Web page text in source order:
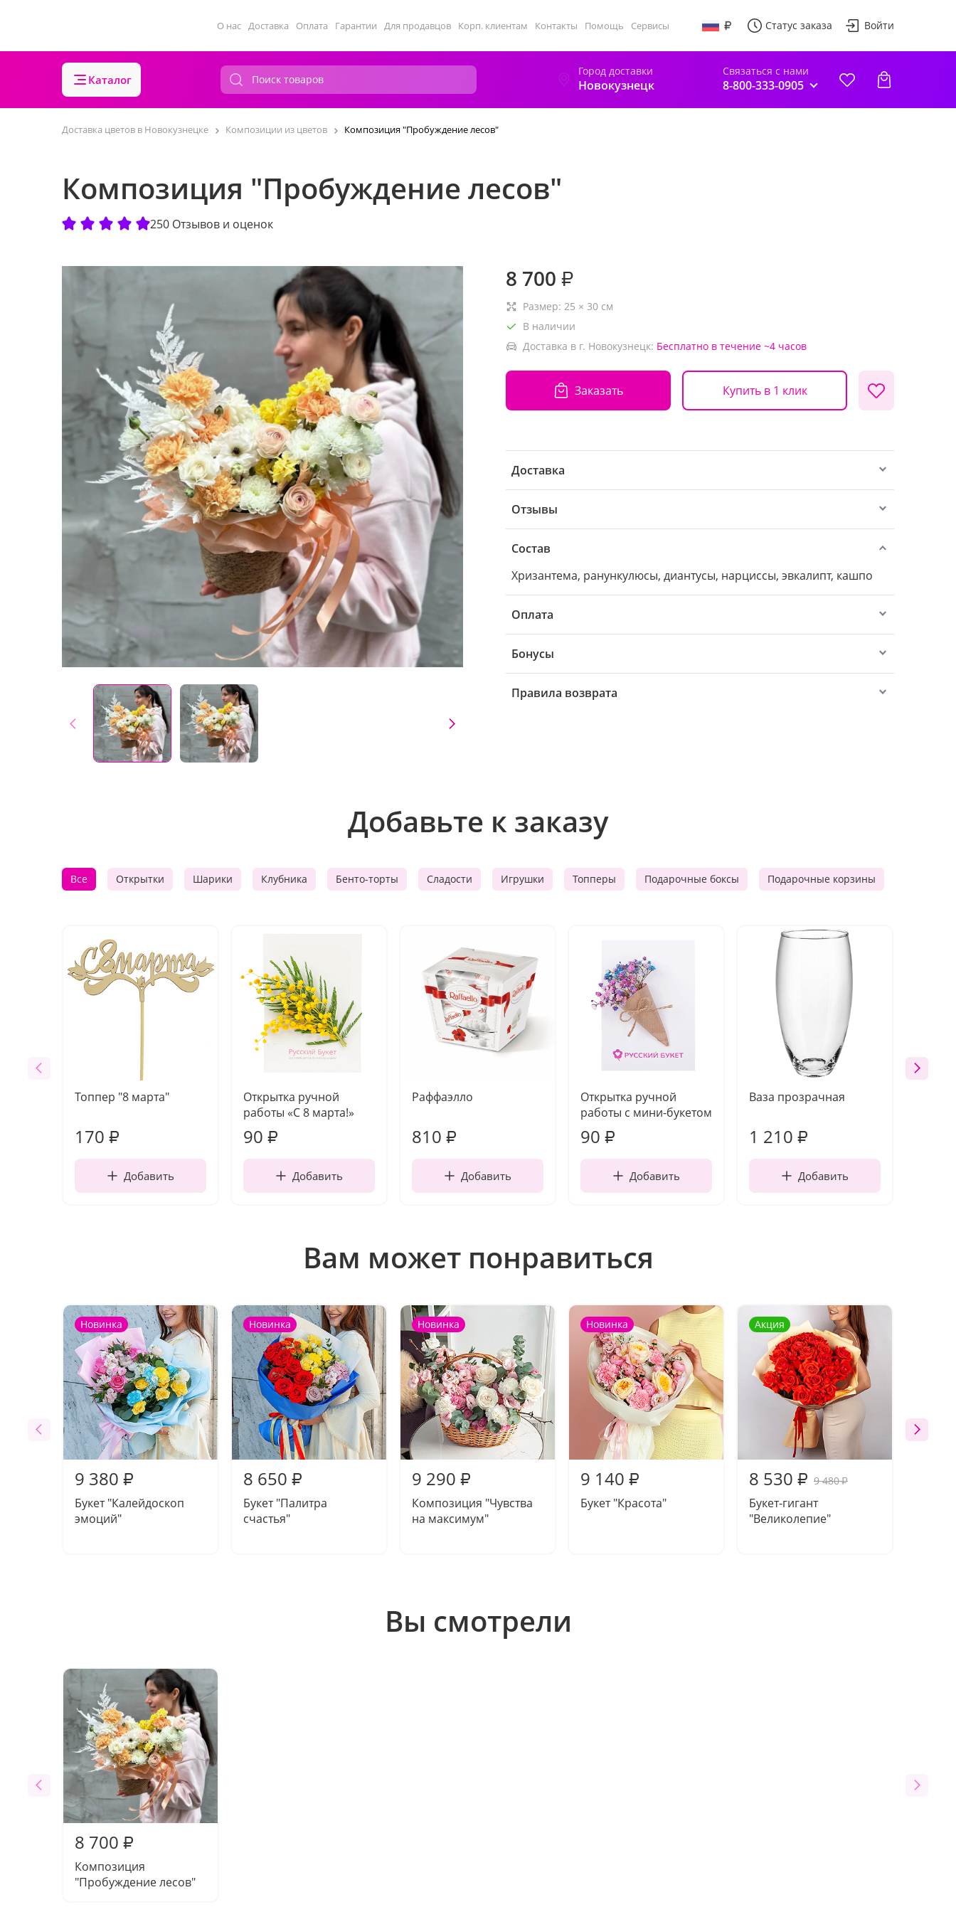
О нас Доставка Оплата Гарантии Для продавцов Корп. клиентам Контакты Помощь Сервисы Статус заказа Войти
Каталог
Город доставки
Новокузнецк
Связаться с нами
8-800-333-0905
Доставка цветов в Новокузнецке Композиции из цветов Композиция "Пробуждение лесов"
Композиция "Пробуждение лесов"
250 Отзывов и оценок
8 700 ₽
Размер: 25 × 30 см
В наличии
Доставка в г. Новокузнецк: Бесплатно в течение ~4 часов
Заказать Купить в 1 клик
Доставка
Отзывы
Состав
Хризантема, ранункулюсы, диантусы, нарциссы, эвкалипт, кашпо
Оплата
Бонусы
Правила возврата
Добавьте к заказу
Все Открытки Шарики Клубника Бенто-торты Сладости Игрушки Топперы Подарочные боксы Подарочные корзины
Топпер "8 марта"
170 ₽
Добавить
Открытка ручной
работы «С 8 марта!»
90 ₽
Добавить
Раффаэлло
810 ₽
Добавить
Открытка ручной
работы с мини-букетом
90 ₽
Добавить
Ваза прозрачная
1 210 ₽
Добавить
Вам может понравиться
Новинка
9 380 ₽
Букет "Калейдоскоп
эмоций"
Новинка
8 650 ₽
Букет "Палитра
счастья"
Новинка
9 290 ₽
Композиция "Чувства
на максимум"
Новинка
9 140 ₽
Букет "Красота"
Акция
8 530 ₽ 9 480₽
Букет-гигант
"Великолепие"
Вы смотрели
8 700 ₽
Композиция
"Пробуждение лесов"